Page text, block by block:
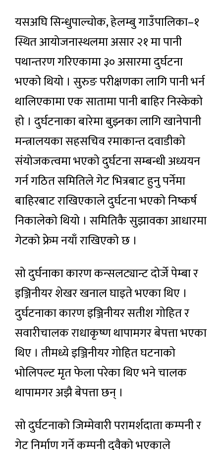
यसअघि सिन्धुपाल्चोक, हेलम्बु गाउँपालिका–१
स्थित आयोजनास्थलमा असार २१ मा पानी
पथान्तरण गरिएकामा ३० असारमा दुर्घटना
भएको थियो । सुरुङ परीक्षणका लागि पानी भर्न
थालिएकामा एक सातामा पानी बाहिर निस्केको
हो । दुर्घटनाका बारेमा बुझ्नका लागि खानेपानी
मन्त्रालयका सहसचिव रमाकान्त दवाडीको
संयोजकत्वमा भएको दुर्घटना सम्बन्धी अध्ययन
गर्न गठित समितिले गेट भित्रबाट हुनु पर्नेमा
बाहिरबाट राखिएकाले दुर्घटना भएको निष्कर्ष
निकालेको थियो । समितिकै सुझावका आधारमा
गेटको फ्रेम नयाँ राखिएको छ ।
सो दुर्घनाका कारण कन्सलट्यान्ट दोर्जे पेम्बा र
इञ्जिनीयर शेखर खनाल घाइते भएका थिए ।
दुर्घटनाका कारण इञ्जिनीयर सतीश गोहित र
सवारीचालक राधाकृष्ण थापामगर बेपत्ता भएका
थिए । तीमध्ये इञ्जिनीयर गोहित घटनाको
भोलिपल्ट मृत फेला परेका थिए भने चालक
थापामगर अझै बेपत्ता छन् ।
सो दुर्घटनाको जिम्मेवारी परामर्शदाता कम्पनी र
गेट निर्माण गर्ने कम्पनी दुवैको भएकाले